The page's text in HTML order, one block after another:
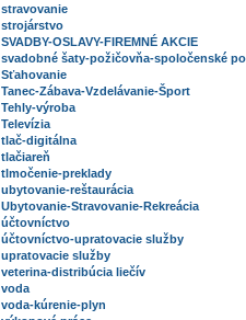
stravovanie
strojárstvo
SVADBY-OSLAVY-FIREMNÉ AKCIE
svadobné šaty-požičovňa-spoločenské
Sťahovanie
Tanec-Zábava-Vzdelávanie-Šport
Tehly-výroba
Televízia
tlač-digitálna
tlačiareň
tlmočenie-preklady
ubytovanie-reštaurácia
Ubytovanie-Stravovanie-Rekreácia
účtovníctvo
účtovníctvo-upratovacie služby
upratovacie služby
veterina-distribúcia liečív
voda
voda-kúrenie-plyn